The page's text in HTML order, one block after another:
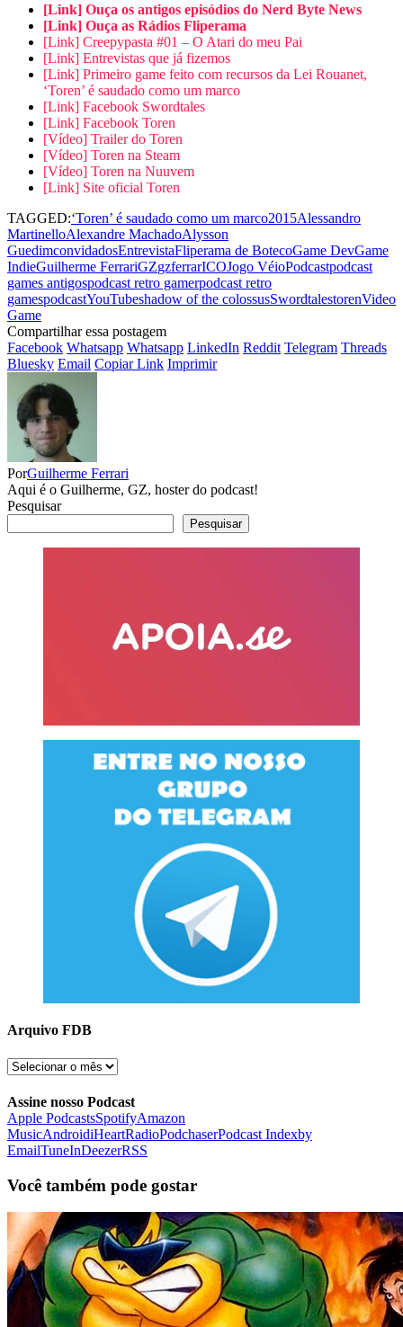
[Link] Ouça os antigos episódios do Nerd Byte News
[Link] Ouça as Rádios Fliperama
[Link] Creepypasta #01 – O Atari do meu Pai
[Link] Entrevistas que já fizemos
[Link] Primeiro game feito com recursos da Lei Rouanet,
‘Toren’ é saudado como um marco
[Link] Facebook Swordtales
[Link] Facebook Toren
[Vídeo] Trailer do Toren
[Vídeo] Toren na Steam
[Vídeo] Toren na Nuuvem
[Link] Site oficial Toren
TAGGED:‘Toren’ é saudado como um marco2015Alessandro
MartinelloAlexandre MachadoAlysson
GuedimconvidadosEntrevistaFliperama de BotecoGame DevGame
IndieGuilherme FerrariGZgzferrarICOJogo VéioPodcastpodcast
games antigospodcast retro gamerpodcast retro
gamespodcastYouTubeshadow of the colossusSwordtalestorenVideo
Game
Compartilhar essa postagem
Facebook Whatsapp Whatsapp LinkedIn Reddit Telegram Threads
Bluesky Email Copiar Link Imprimir
PorGuilherme Ferrari
Aqui é o Guilherme, GZ, hoster do podcast!
Pesquisar
Pesquisar
Arquivo FDB
Arquivo
Assine nosso Podcast
Apple PodcastsSpotifyAmazon
MusicAndroidiHeartRadioPodchaserPodcast Indexby
EmailTuneInDeezerRSS
Você também pode gostar